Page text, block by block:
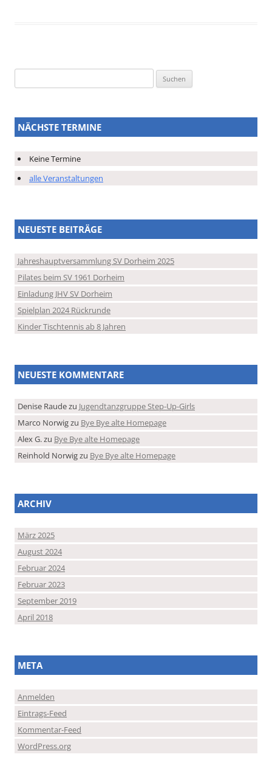
nach:
NÄCHSTE TERMINE
Keine Termine
alle Veranstaltungen
NEUESTE BEITRÄGE
Jahreshauptversammlung SV Dorheim 2025
Pilates beim SV 1961 Dorheim
Einladung JHV SV Dorheim
Spielplan 2024 Rückrunde
Kinder Tischtennis ab 8 Jahren
NEUESTE KOMMENTARE
Denise Raudezu Jugendtanzgruppe Step-Up-Girls
Marco Norwigzu Bye Bye alte Homepage
Alex G.zu Bye Bye alte Homepage
Reinhold Norwigzu Bye Bye alte Homepage
ARCHIV
März 2025
August 2024
Februar 2024
Februar 2023
September 2019
April 2018
META
Anmelden
Eintrags-Feed
Kommentar-Feed
WordPress.org